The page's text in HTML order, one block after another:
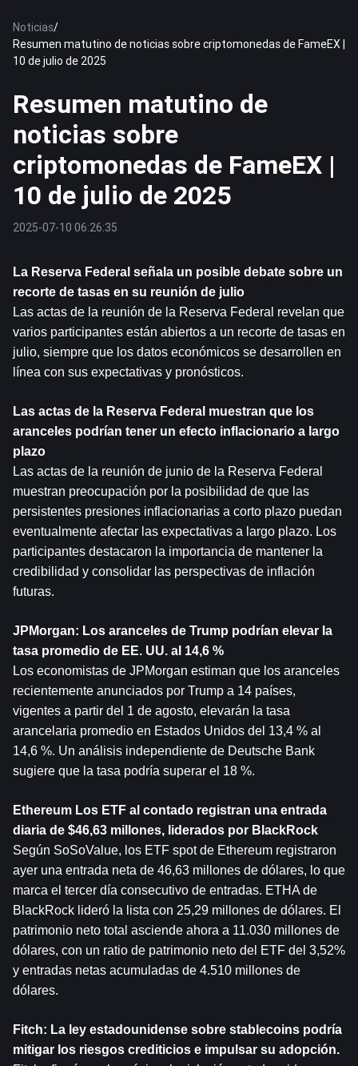
Noticias/
Resumen matutino de noticias sobre criptomonedas de FameEX |
10 de julio de 2025
Resumen matutino de
noticias sobre
criptomonedas de FameEX |
10 de julio de 2025
2025-07-10 06:26:35
La Reserva Federal señala un posible debate sobre un
recorte de tasas en su reunión de julio
Las actas de la reunión de la Reserva Federal revelan que
varios participantes están abiertos a un recorte de tasas en
julio, siempre que los datos económicos se desarrollen en
línea con sus expectativas y pronósticos.
Las actas de la Reserva Federal muestran que los
aranceles podrían tener un efecto inflacionario a largo
plazo
Las actas de la reunión de junio de la Reserva Federal
muestran preocupación por la posibilidad de que las
persistentes presiones inflacionarias a corto plazo puedan
eventualmente afectar las expectativas a largo plazo. Los
participantes destacaron la importancia de mantener la
credibilidad y consolidar las perspectivas de inflación
futuras.
JPMorgan: Los aranceles de Trump podrían elevar la
tasa promedio de EE. UU. al 14,6 %
Los economistas de JPMorgan estiman que los aranceles
recientemente anunciados por Trump a 14 países,
vigentes a partir del 1 de agosto, elevarán la tasa
arancelaria promedio en Estados Unidos del 13,4 % al
14,6 %. Un análisis independiente de Deutsche Bank
sugiere que la tasa podría superar el 18 %.
Ethereum Los ETF al contado registran una entrada
diaria de $46,63 millones, liderados por BlackRock
Según SoSoValue, los ETF spot de Ethereum registraron
ayer una entrada neta de 46,63 millones de dólares, lo que
marca el tercer día consecutivo de entradas. ETHA de
BlackRock lideró la lista con 25,29 millones de dólares. El
patrimonio neto total asciende ahora a 11.030 millones de
dólares, con un ratio de patrimonio neto del ETF del 3,52%
y entradas netas acumuladas de 4.510 millones de
dólares.
Fitch: La ley estadounidense sobre stablecoins podría
mitigar los riesgos crediticios e impulsar su adopción.